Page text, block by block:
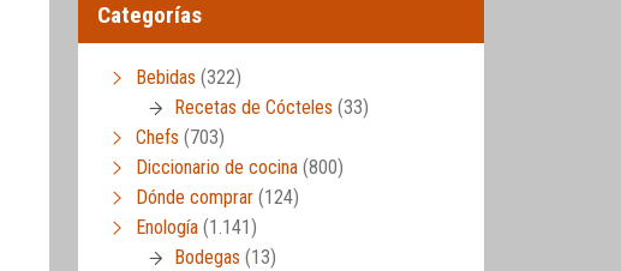
Categorías
Bebidas (322)
Recetas de Cócteles (33)
Chefs (703)
Diccionario de cocina (800)
Dónde comprar (124)
Enología (1.141)
Bodegas (13)